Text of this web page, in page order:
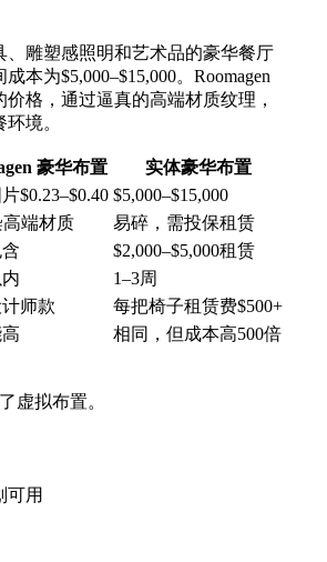
、雕塑感照明和艺术品的豪华餐厅
本为$5,000–$15,000。Roomagen
价格，通过逼真的高端材质纹理，
境。
豪华布置
实体豪华布置
$0.23–$0.40 $5,000–$15,000
端材质
易碎，需投保租赁
$2,000–$5,000租赁
1–3周
师款
每把椅子租赁费$500+
相同，但成本高500倍
虚拟布置。
可用